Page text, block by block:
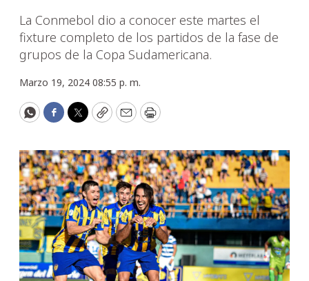
La Conmebol dio a conocer este martes el
fixture completo de los partidos de la fase de
grupos de la Copa Sudamericana.
Marzo 19, 2024 08:55 p. m.
WhatsApp
Facebook
Twitter
CopyEmailPrint